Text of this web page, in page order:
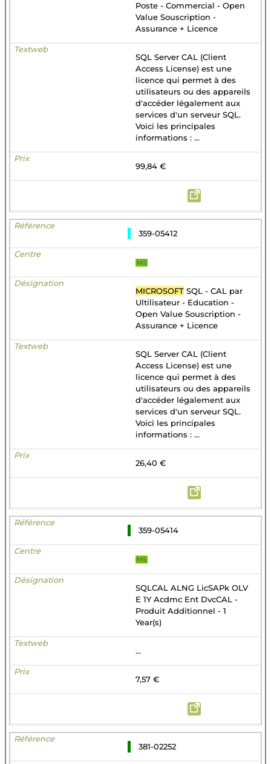
Poste - Commercial - Open
Value Souscription -
Assurance + Licence
SQL Server CAL (Client
Access License) est une
licence qui permet à des
utilisateurs ou des appareils
d'accéder légalement aux
services d'un serveur SQL.
Voici les principales
informations : ...
99,84 €
359-05412
MS
MICROSOFT SQL - CAL par
Ultilisateur - Education -
Open Value Souscription -
Assurance + Licence
SQL Server CAL (Client
Access License) est une
licence qui permet à des
utilisateurs ou des appareils
d'accéder légalement aux
services d'un serveur SQL.
Voici les principales
informations : ...
26,40 €
359-05414
MS
SQLCAL ALNG LicSAPk OLV
E 1Y Acdmc Ent DvcCAL -
Produit Additionnel - 1
Year(s)
...
7,57 €
381-02252